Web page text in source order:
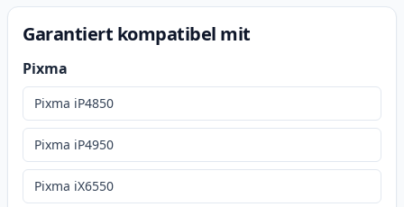
Garantiert kompatibel mit
Pixma
Pixma iP4850
Pixma iP4950
Pixma iX6550